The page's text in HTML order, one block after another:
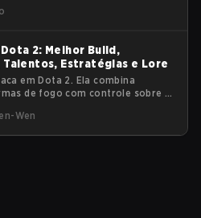
discutir como jogar de Witch
2: Melhor Build,
Talentos, Estratégias e Lore
em Dota 2. Ela combina
de fogo com controle sobre a
cada habilidade parecer
Wen